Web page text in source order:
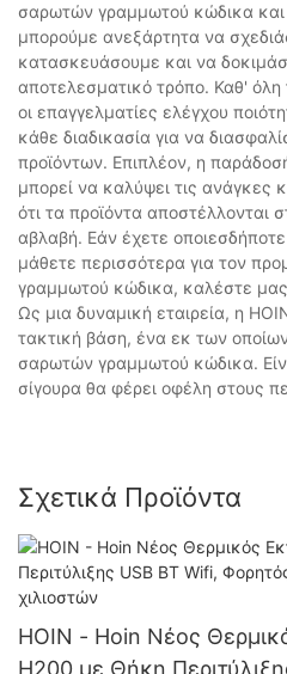
σαρωτών γραμμωτού κώδικα και
μπορούμε ανεξάρτητα να
κατασκευάσουμε και να
αποτελεσματικό τρόπο. Καθ' όλη
οι επαγγελματίες ελέγχου
κάθε διαδικασία για να
προϊόντων. Επιπλέον, η
μπορεί να καλύψει τις
ότι τα προϊόντα αποστέλλονται
αβλαβή. Εάν έχετε
μάθετε περισσότερα για τον
γραμμωτού κώδικα, καλέστε
Ως μια δυναμική εταιρεία, η
τακτική βάση, ένα εκ των
σαρωτών γραμμωτού κώδικα.
σίγουρα θα φέρει οφέλη στους
Σχετικά Προϊόντα
HOIN - Hoin Νέος
H200 με Θήκη